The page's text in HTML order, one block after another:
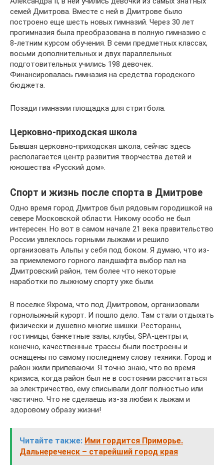
семей Дмитрова. Вместе с ней в Дмитрове было
построено еще шесть новых гимназий. Через 30 лет
прогимназия была преобразована в полную гимназию с
8-летним курсом обучения. В семи предметных классах,
восьми дополнительных и двух параллельных
подготовительных учились 198 девочек.
Финансировалась гимназия на средства городского
бюджета.
Позади гимназии площадка для стритбола.
Церковно-приходская школа
Бывшая церковно-приходская школа, сейчас здесь
располагается центр развития творчества детей и
юношества «Русский дом».
Спорт и жизнь после спорта в Дмитрове
Одно время город Дмитров был рядовым городишкой на
севере Московской области. Никому особо не был
интересен. Но вот в самом начале 21 века правительство
России увлеклось горными лыжами и решило
организовать Альпы у себя под боком. Я думаю, что из-
за приемлемого горного ландшафта выбор пал на
Дмитровский район, тем более что некоторые
наработки по лыжному спорту уже были.
В поселке Яхрома, что под Дмитровом, организовали
горнолыжный курорт. И пошло дело. Там стали отдыхать
физически и душевно многие шишки. Рестораны,
гостиницы, банкетные залы, клубы, SPA-центры и,
конечно, качественные трассы были построены и
оснащены по самому последнему слову техники. Город и
район жили припеваючи. Я точно знаю, что во время
кризиса, когда район был не в состоянии рассчитаться
за электричество, ему списывали долг полностью или
частично. Что не сделаешь из-за любви к лыжам и
здоровому образу жизни!
Читайте также: Ими гордится Приморье.
Дальнереченск – старейший город края